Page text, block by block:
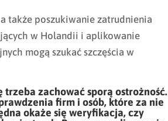
także poszukiwanie zatrudnienia
w Holandii i aplikowanie
mogą szukać szczęścia w
trzeba zachować sporą ostrożność.
firm i osób, które za nie
okaże się weryfikacja, czy